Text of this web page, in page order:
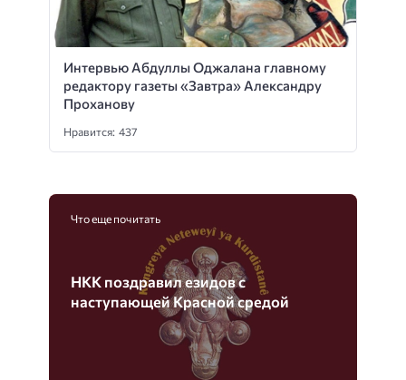
Нравится: 437
Что еще почитать
17 апреля 2024